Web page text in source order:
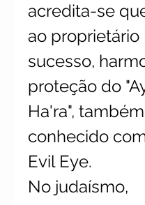
acredita-se
ao proprietário
sucesso,
proteção do
Ha'ra", também
conhecido
Evil Eye.
No judaísmo,